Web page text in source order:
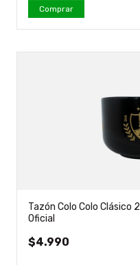
Tazón Colo Colo
Oficial
$4.990